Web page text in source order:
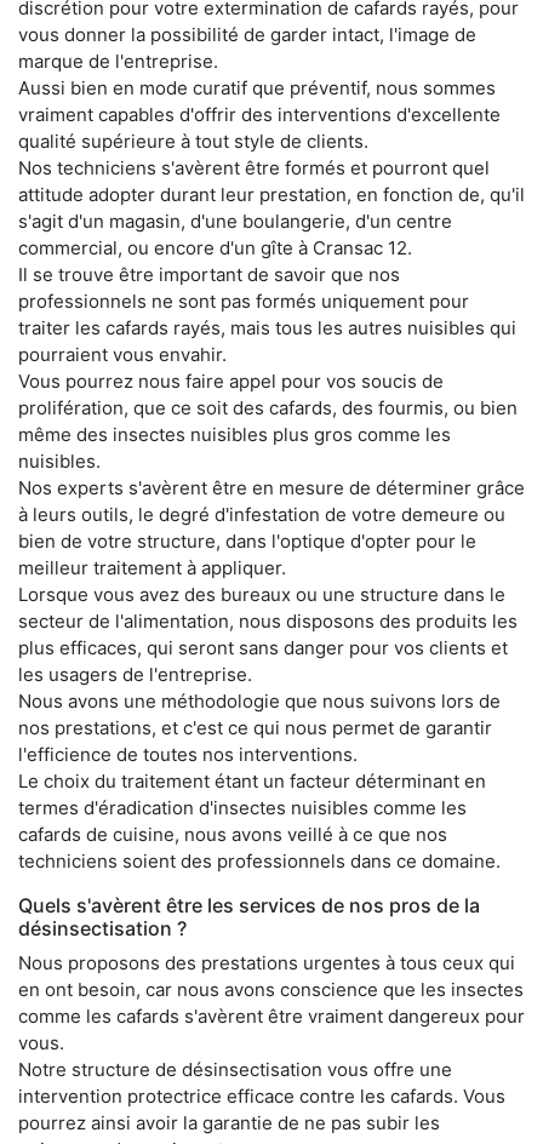
discrétion pour votre extermination de cafards rayés, pour
vous donner la possibilité de garder intact, l'image de
marque de l'entreprise.
Aussi bien en mode curatif que préventif, nous sommes
vraiment capables d'offrir des interventions d'excellente
qualité supérieure à tout style de clients.
Nos techniciens s'avèrent être formés et pourront quel
attitude adopter durant leur prestation, en fonction de, qu'il
s'agit d'un magasin, d'une boulangerie, d'un centre
commercial, ou encore d'un gîte à Cransac 12.
Il se trouve être important de savoir que nos
professionnels ne sont pas formés uniquement pour
traiter les cafards rayés, mais tous les autres nuisibles qui
pourraient vous envahir.
Vous pourrez nous faire appel pour vos soucis de
prolifération, que ce soit des cafards, des fourmis, ou bien
même des insectes nuisibles plus gros comme les
nuisibles.
Nos experts s'avèrent être en mesure de déterminer grâce
à leurs outils, le degré d'infestation de votre demeure ou
bien de votre structure, dans l'optique d'opter pour le
meilleur traitement à appliquer.
Lorsque vous avez des bureaux ou une structure dans le
secteur de l'alimentation, nous disposons des produits les
plus efficaces, qui seront sans danger pour vos clients et
les usagers de l'entreprise.
Nous avons une méthodologie que nous suivons lors de
nos prestations, et c'est ce qui nous permet de garantir
l'efficience de toutes nos interventions.
Le choix du traitement étant un facteur déterminant en
termes d'éradication d'insectes nuisibles comme les
cafards de cuisine, nous avons veillé à ce que nos
techniciens soient des professionnels dans ce domaine.
Quels s'avèrent être les services de nos pros de la
désinsectisation ?
Nous proposons des prestations urgentes à tous ceux qui
en ont besoin, car nous avons conscience que les insectes
comme les cafards s'avèrent être vraiment dangereux pour
vous.
Notre structure de désinsectisation vous offre une
intervention protectrice efficace contre les cafards. Vous
pourrez ainsi avoir la garantie de ne pas subir les